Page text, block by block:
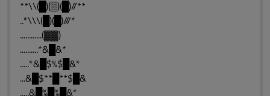
**\\(█)(▒)(█)//**
..*\\\(█)(█)///*
............(▓▓)
..........*&█&*
.....*&█$%$█&*
...&█$**█**$█&
.....&█%█%█&*